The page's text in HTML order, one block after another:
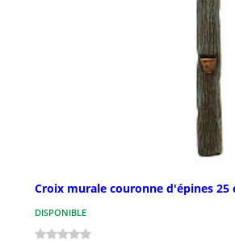
Croix murale couronne d'épines 25
DISPONIBLE